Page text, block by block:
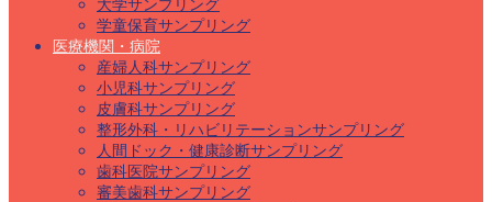
大学サンプリング
学童保育サンプリング
医療機関・病院
産婦人科サンプリング
小児科サンプリング
皮膚科サンプリング
整形外科・リハビリテーションサンプリング
人間ドック・健康診断サンプリング
歯科医院サンプリング
審美歯科サンプリング